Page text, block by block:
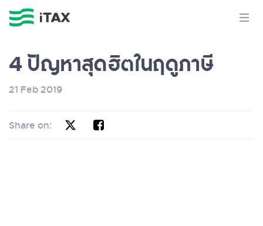
4 ปัญหาสุดฮิตในฤดูภาษี
21 Feb 2019
Share on: